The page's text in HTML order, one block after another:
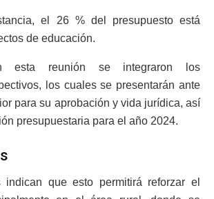
el 26 % del presupuesto está
de educación.
esta reunión se integraron los
los cuales se presentarán ante
para su aprobación y vida jurídica, así
presupuestaria para el año 2024.
indican que esto permitirá reforzar el